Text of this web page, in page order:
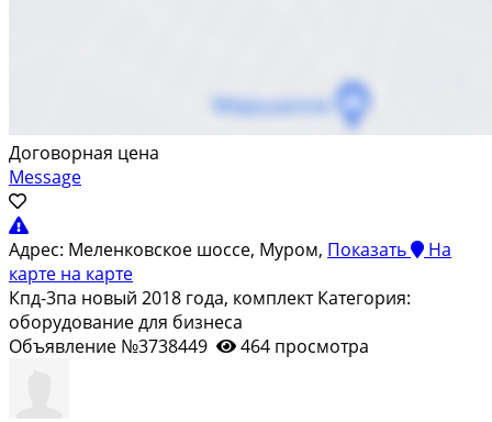
Договорная цена
Message
Адрес: Меленковское шоссе, Муром, Показать
На
карте на карте
Кпд-3па новый 2018 года, комплект Категория:
оборудование для бизнеса
Объявление №3738449
464 просмотра